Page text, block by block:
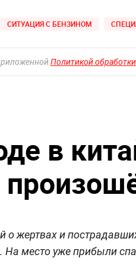
СИТУАЦИЯ С БЕНЗИНОМ
Политикой
в
о жертвах и
На место уже прибыли